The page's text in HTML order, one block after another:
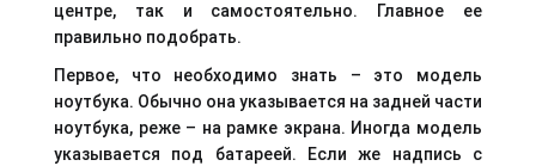
центре, так и самостоятельно. Главное ее
правильно подобрать.
Первое, что необходимо знать – это модель
ноутбука. Обычно она указывается на задней части
ноутбука, реже – на рамке экрана. Иногда модель
указывается под батареей. Если же надпись с